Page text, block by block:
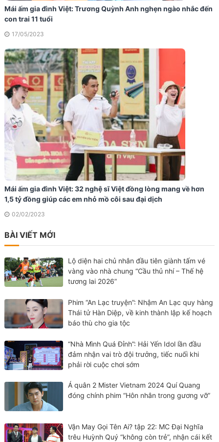
Mái ấm gia đình Việt: Trương Quỳnh Anh nghẹn ngào nhắc đến
con trai 11 tuổi
17/05/2023
Mái ấm gia đình Việt: 32 nghệ sĩ Việt đồng lòng mang về hơn
1,5 tỷ đồng giúp các em nhỏ mồ côi sau đại dịch
02/02/2023
BÀI VIẾT MỚI
Lộ diện hai chủ nhân đầu tiên giành tấm vé
vàng vào nhà chung “Cầu thủ nhí – Thế hệ
tương lai 2026”
Phim “An Lạc truyện”: Nhậm An Lạc quy hàng
Thái tử Hàn Diệp, về kinh thành lập kế hoạch
báo thù cho gia tộc
“Nhà Mình Quá Đỉnh”: Hải Yến Idol lần đầu
đảm nhận vai trò đội trưởng, tiếc nuối khi
phải rời cuộc chơi sớm
Á quân 2 Mister Vietnam 2024 Quí Quang
đóng chính phim “Hôn nhân trong gương vỡ”
Vận May Gọi Tên Ai? tập 22: MC Đại Nghĩa
trêu Huỳnh Quý “không còn trẻ”, nhận cái kết